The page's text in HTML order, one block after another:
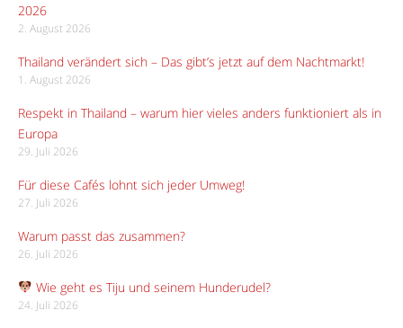
2026
2. August 2026
Thailand verändert sich – Das gibt’s jetzt auf dem Nachtmarkt!
1. August 2026
Respekt in Thailand – warum hier vieles anders funktioniert als in
Europa
29. Juli 2026
Für diese Cafés lohnt sich jeder Umweg!
27. Juli 2026
Warum passt das zusammen?
26. Juli 2026
Wie geht es Tiju und seinem Hunderudel?
24. Juli 2026